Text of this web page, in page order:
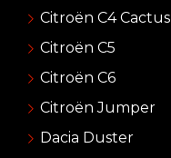
Citroën C4 Cactus
Citroën C5
Citroën C6
Citroën Jumper
Dacia Duster